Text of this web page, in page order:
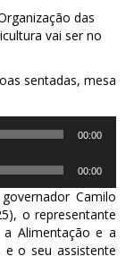
das
vai ser no
00:00
00:00
Camilo
o representante
a Alimentação e a
e o seu assistente